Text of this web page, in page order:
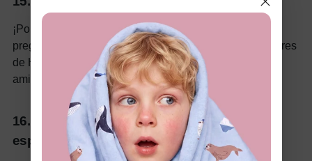
¡Ponte a prueba con trivias de Halloween
preguntas sobre la historia, las películas y las costumbres
de Halloween. Además de disfrutar de una rivalidad
amistosa, esta es una forma interesante de aprender.
16. Carrera de obstáculos espeluznante y
espeluznante